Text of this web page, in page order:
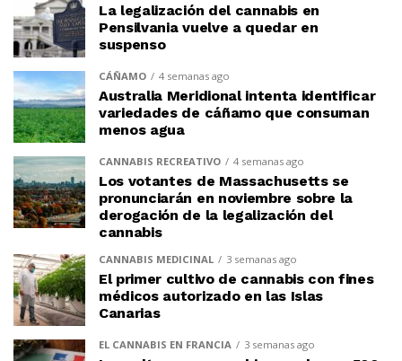
La legalización del cannabis en
Pensilvania vuelve a quedar en
suspenso
CÁÑAMO 4 semanas ago
Australia Meridional intenta identificar
variedades de cáñamo que consuman
menos agua
CANNABIS RECREATIVO 4 semanas ago
Los votantes de Massachusetts se
pronunciarán en noviembre sobre la
derogación de la legalización del
cannabis
CANNABIS MEDICINAL 3 semanas ago
El primer cultivo de cannabis con fines
médicos autorizado en las Islas
Canarias
EL CANNABIS EN FRANCIA 3 semanas ago